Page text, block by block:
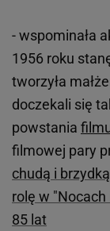
- wspominała
1956 roku
tworzyła
doczekali się
powstania
filmowej pary
chudą i
rolę w
85 lat